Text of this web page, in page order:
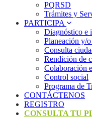
PQRSD
Trámites y
PARTICIPA
Diagnóstico e
Planeación y/
Consulta
Rendición de
Colaboración
Control social
Programa de
CONTÁCTENOS
REGISTRO
CONSULTA TU